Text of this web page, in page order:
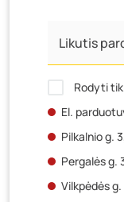
Rodyti
El.
Pilkalnio g.
Pergalės g.
Vilkpėdės g.